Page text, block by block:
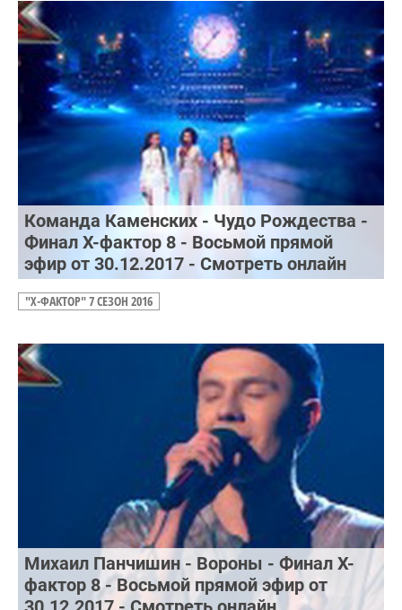
Команда Каменских - Чудо Рождества -
Финал Х-фактор 8 - Восьмой прямой
эфир от 30.12.2017 - Смотреть онлайн
"Х-ФАКТОР" 7 СЕЗОН 2016
Михаил Панчишин - Вороны - Финал Х-
фактор 8 - Восьмой прямой эфир от